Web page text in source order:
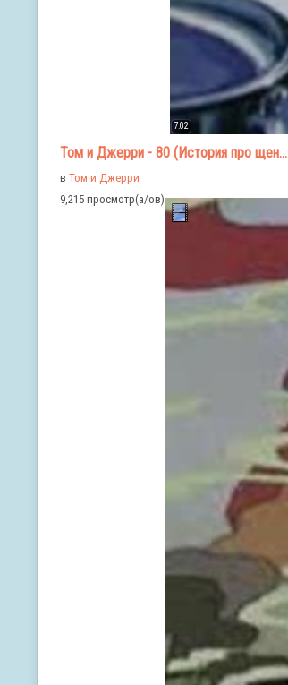
7:02
Том и Джерри - 80 (История про щен...
в Том и Джерри
9,215 просмотр(а/ов)